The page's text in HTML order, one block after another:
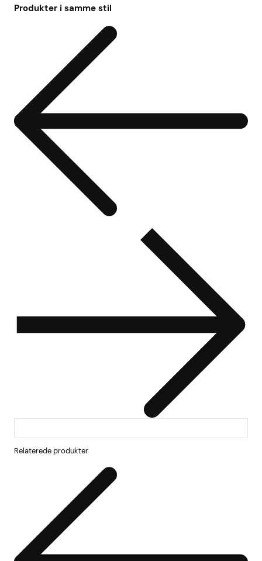
Produkter i samme stil
Relaterede produkter